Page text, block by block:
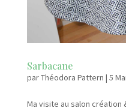
Sarbacane
parThéodora Pattern | 5
Ma visite au salon création